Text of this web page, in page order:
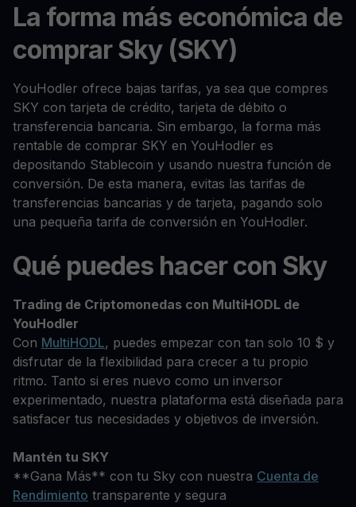
La forma más económica de
comprar Sky (SKY)
YouHodler ofrece bajas tarifas, ya sea que compres
SKY con tarjeta de crédito, tarjeta de débito o
transferencia bancaria. Sin embargo, la forma más
rentable de comprar SKY en YouHodler es
depositando Stablecoin y usando nuestra función de
conversión. De esta manera, evitas las tarifas de
transferencias bancarias y de tarjeta, pagando solo
una pequeña tarifa de conversión en YouHodler.
Qué puedes hacer con Sky
Trading de Criptomonedas con MultiHODL de
YouHodler
Con MultiHODL, puedes empezar con tan solo 10 $ y
disfrutar de la flexibilidad para crecer a tu propio
ritmo. Tanto si eres nuevo como un inversor
experimentado, nuestra plataforma está diseñada para
satisfacer tus necesidades y objetivos de inversión.
Mantén tu SKY
**Gana Más** con tu Sky con nuestra Cuenta de
Rendimiento transparente y segura